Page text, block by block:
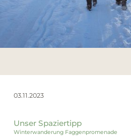
03.11.2023
Unser Spaziertipp
Winterwanderung Faggenpromenade